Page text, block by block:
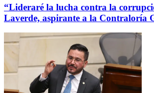
“Lideraré la lucha contra la
Laverde, aspirante a la Contraloría